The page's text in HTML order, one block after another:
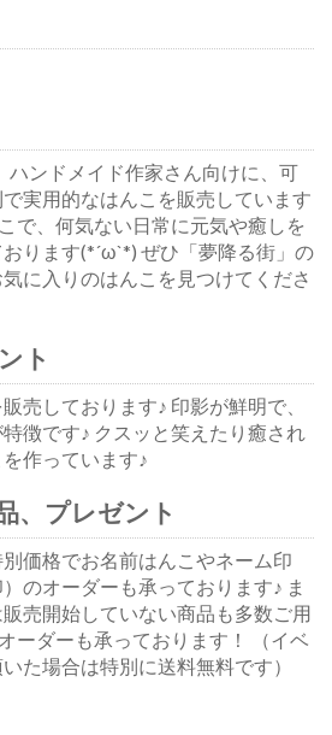
ハンドメイド作家さん向けに、可
実用的なはんこを販売しています
で、何気ない日常に元気や癒しを
ります(*´ω`*) ぜひ「夢降る街」の
気に入りのはんこを見つけてくださ
ト
売しております♪ 印影が鮮明で、
徴です♪ クスッと笑えたり癒され
作っています♪
、プレゼント
価格でお名前はんこやネーム印
のオーダーも承っております♪ ま
売開始していない商品も多数ご用
ーダーも承っております！ （イベ
た場合は特別に送料無料です）